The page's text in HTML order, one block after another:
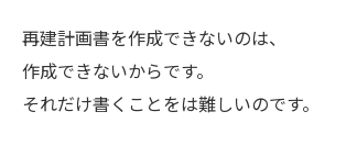
再建計画書を作成できないのは、
作成できないからです。
それだけ書くことをは難しいのです。